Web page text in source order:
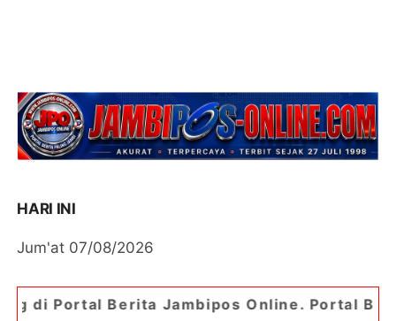
HARI INI
Jum'at 07/08/2026
Jambipos Online. Portal Berita Paling Jambi